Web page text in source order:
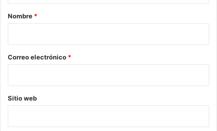
r
*
Nombre *
Correo electrónico *
Sitio web